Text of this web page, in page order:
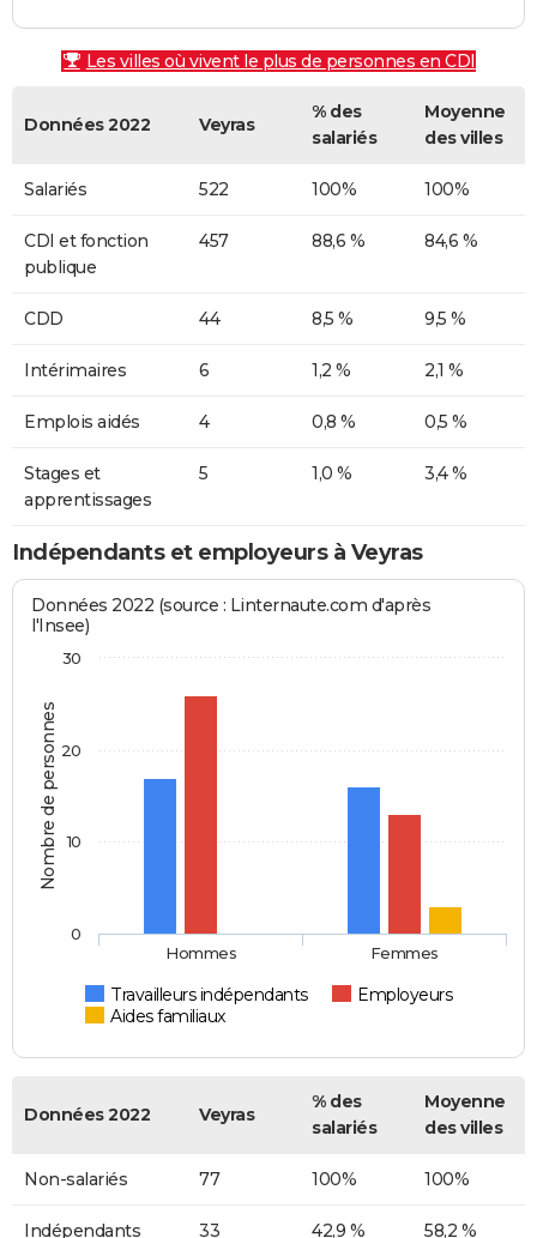
Les villes où vivent le plus de personnes en CDI
Données 2022 Veyras
% des
salariés
Moyenne
des villes
Salariés 522 100% 100%
CDI et fonction
publique
457 88,6 % 84,6 %
CDD 44 8,5 % 9,5 %
Intérimaires 6 1,2 % 2,1 %
Emplois aidés 4 0,8 % 0,5 %
Stages et
apprentissages
5 1,0 % 3,4 %
Indépendants et employeurs à Veyras
Nombre de personnes
Données 2022 (source : Linternaute.com d'après
l'Insee)
Travailleurs indépendants
Employeurs
Aides familiaux
Hommes Femmes
0
10
20
30
Données 2022 Veyras
% des
salariés
Moyenne
des villes
Non-salariés 77 100% 100%
Indépendants 33 42,9 % 58,2 %